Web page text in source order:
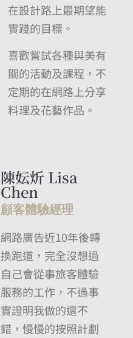
在設計路上最期望能
實踐的目標。
喜歡嘗試各種與美有
關的活動及課程，不
定期的在網路上分享
料理及花藝作品。
陳妘炘 Lisa
Chen
顧客體驗經理
網路廣告近10年後轉
換跑道，完全沒想過
自己會從事旅客體驗
服務的工作，不過事
實證明我做的還不
錯，慢慢的按照計劃